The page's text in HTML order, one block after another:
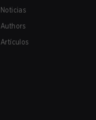
Noticias
Authors
Artículos